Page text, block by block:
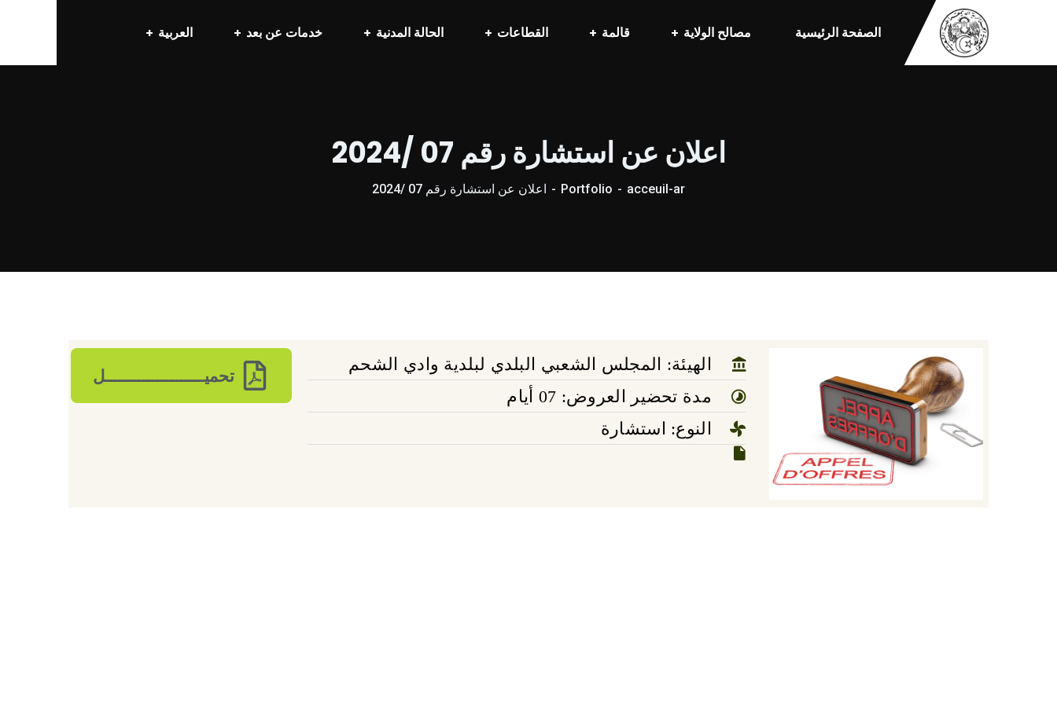
الصفحة الرئيسية مصالح الولاية قالمة القطاعات الحالة المدنية خدمات عن بعد العربية
اعلان عن استشارة رقم 07 /2024
acceuil-ar
Portfolio اعلان عن استشارة رقم 07 /2024
الهيئة: المجلس الشعبي البلدي لبلدية وادي الشحم
مدة تحضير العروض: 07 أيام
النوع: استشارة
تحميـــــــــــــــــــــل